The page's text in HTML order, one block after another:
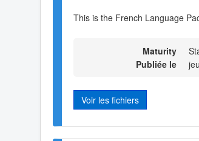
This is the French Language
Maturity
Publiée le
Voir les fichiers